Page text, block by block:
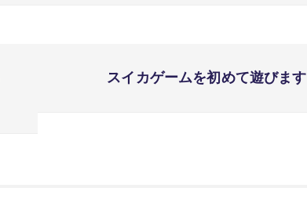
スイカゲームを初めて遊びます